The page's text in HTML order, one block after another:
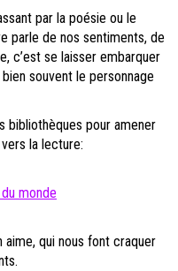
par la poésie ou le
parle de nos sentiments, de
c’est se laisser embarquer
souvent le personnage
bibliothèques pour amener
la lecture:
monde
qui nous font craquer